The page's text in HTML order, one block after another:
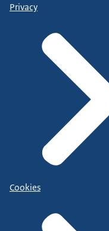
Privacy
Cookies